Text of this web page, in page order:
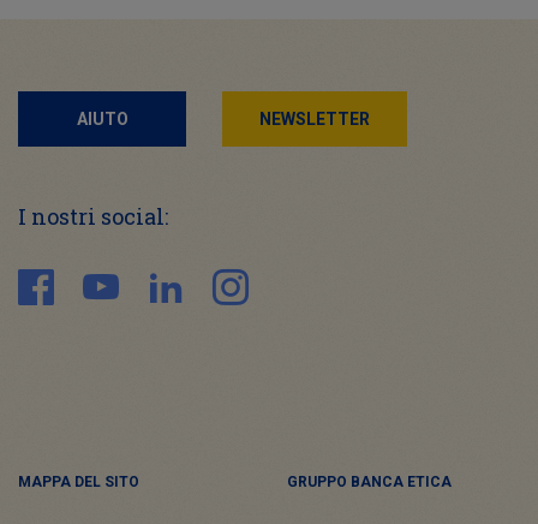
AIUTO NEWSLETTER
I nostri social:
MAPPA DEL SITO GRUPPO BANCA ETICA